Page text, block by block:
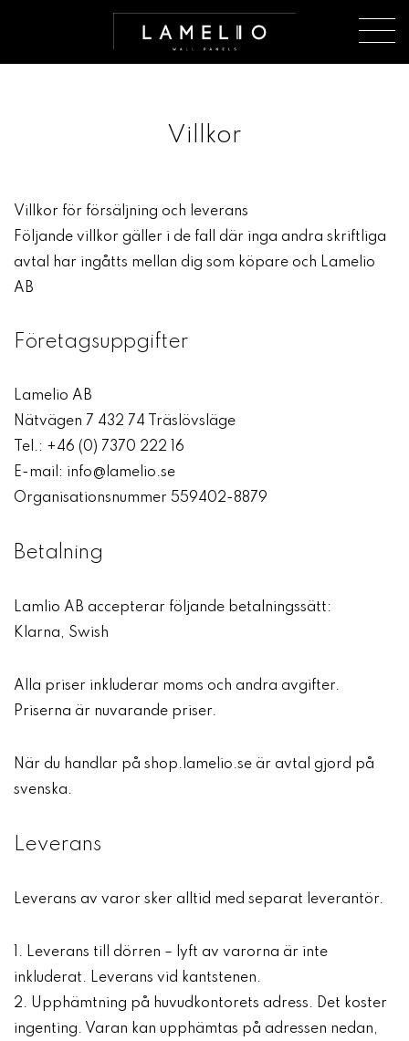
Villkor
Villkor för försäljning och leverans
Följande villkor gäller i de fall där inga andra skriftliga
avtal har ingåtts mellan dig som köpare och Lamelio
AB
Företagsuppgifter
Lamelio AB
Nätvägen 7 432 74 Träslövsläge
Tel.: +46 (0) 7370 222 16
E-mail: info@lamelio.se
Organisationsnummer 559402-8879
Betalning
Lamlio AB accepterar följande betalningssätt:
Klarna, Swish
Alla priser inkluderar moms och andra avgifter.
Priserna är nuvarande priser.
När du handlar på shop.lamelio.se är avtal gjord på
svenska.
Leverans
Leverans av varor sker alltid med separat leverantör.
Leverans till dörren – lyft av varorna är inte
inkluderat. Leverans vid kantstenen.
Upphämtning på huvudkontorets adress. Det koster
ingenting. Varan kan upphämtas på adressen nedan,